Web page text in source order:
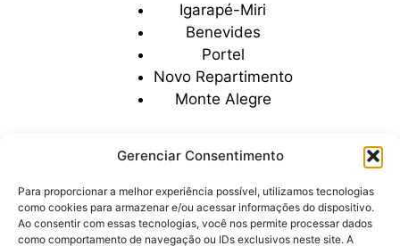
Gerenciar Consentimento
Para proporcionar a melhor experiência possível, utilizamos tecnologias
como cookies para armazenar e/ou acessar informações do dispositivo.
Ao consentir com essas tecnologias, você nos permite processar dados
como comportamento de navegação ou IDs exclusivos neste site. A
Igarapé-Miri
Benevides
Portel
Novo Repartimento
Monte Alegre